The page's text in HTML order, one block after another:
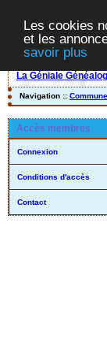
Les cookies
et les
savoir plus
La Géniale
Navigation ::
Accès membres
Connexion
Conditions d'accès
Contact